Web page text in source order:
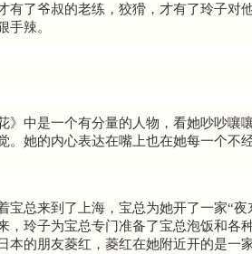
有了爷叔的老练，狡猾，才有了玲子对
手辣。
》中是一个有分量的人物，看她吵吵嚷
。她的内心表达在嘴上也在她每一个不
宝总来到了上海，宝总为她开了一家“
，玲子为宝总专门准备了宝总泡饭和各
本的朋友菱红，菱红在她附近开的是一